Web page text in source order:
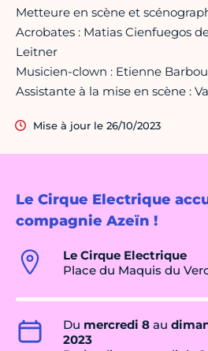
Le Cirque Electrique
compagnie Azeïn !
Le Cirque Electrique
Place du Maquis du
Du mercredi 8 au
2023
Metteure en scène et
Acrobates : Matias Cienfuegos
Leitner
Musicien-clown : Etienne
Assistante à la mise en scène :
Mise à jour le 26/10/2023